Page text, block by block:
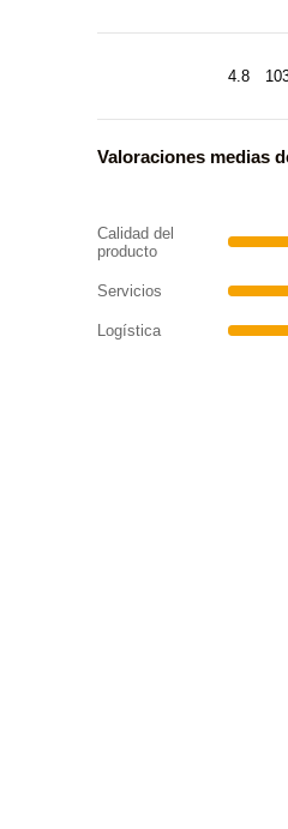
4.8
Valoraciones medias
Calidad del
producto
Servicios
Logística